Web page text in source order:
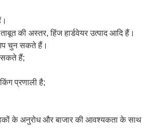
की अस्तर, हिंज हार्डवेयर उत्पाद आदि हैं।
आप चुन सकते हैं।
सकते हैं;
प्रणाली है;
के अनुरोध और बाजार की आवश्यकता के साथ